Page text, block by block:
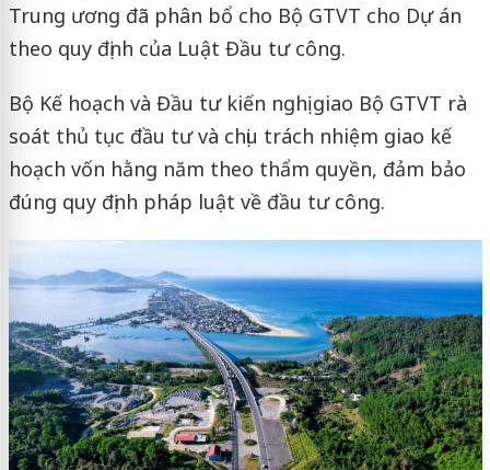
Trung ương đã phân bổ cho Bộ GTVT cho Dự án
theo quy định của Luật Đầu tư công.
Bộ Kế hoạch và Đầu tư kiến nghị giao Bộ GTVT rà
soát thủ tục đầu tư và chịu trách nhiệm giao kế
hoạch vốn hằng năm theo thẩm quyền, đảm bảo
đúng quy định pháp luật về đầu tư công.